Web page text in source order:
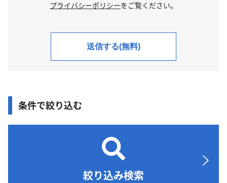
プライバシーポリシーをご覧ください。
条件で絞り込む
絞り込み検索